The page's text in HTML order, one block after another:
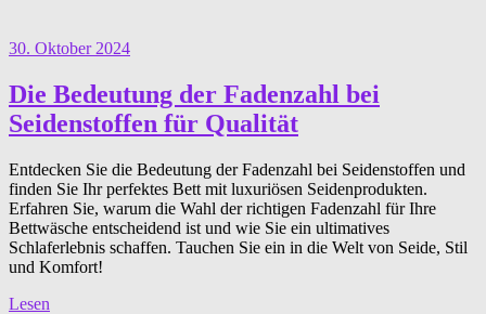
30. Oktober 2024
Die Bedeutung der Fadenzahl bei
Seidenstoffen für Qualität
Entdecken Sie die Bedeutung der Fadenzahl bei Seidenstoffen und
finden Sie Ihr perfektes Bett mit luxuriösen Seidenprodukten.
Erfahren Sie, warum die Wahl der richtigen Fadenzahl für Ihre
Bettwäsche entscheidend ist und wie Sie ein ultimatives
Schlaferlebnis schaffen. Tauchen Sie ein in die Welt von Seide, Stil
und Komfort!
Lesen